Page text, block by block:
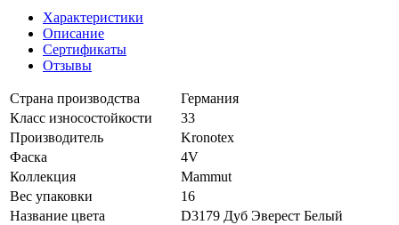
Характеристики
Описание
Сертификаты
Отзывы
Страна производства
Германия
Класс износостойкости
33
Производитель
Kronotex
Фаска
4V
Коллекция
Mammut
Вес упаковки
16
Название цвета
D3179 Дуб Эверест Белый